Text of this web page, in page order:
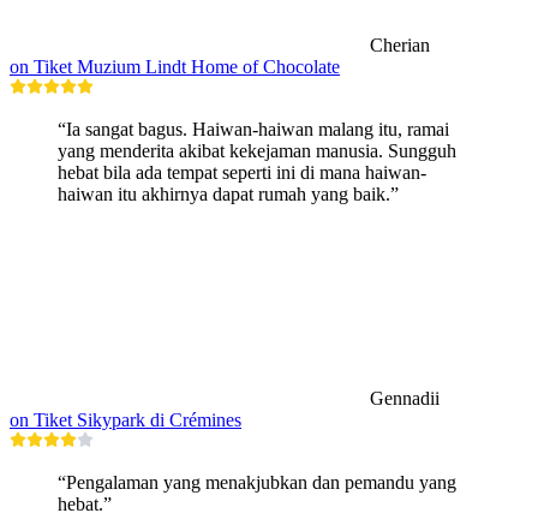
Cherian
on Tiket Muzium Lindt Home of Chocolate
“Ia sangat bagus. Haiwan-haiwan malang itu, ramai
yang menderita akibat kekejaman manusia. Sungguh
hebat bila ada tempat seperti ini di mana haiwan-
haiwan itu akhirnya dapat rumah yang baik.”
Gennadii
on Tiket Sikypark di Crémines
“Pengalaman yang menakjubkan dan pemandu yang
hebat.”